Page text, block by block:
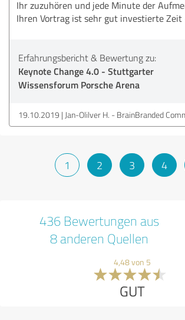
Ihr zuzuhören und jede Minute der
Ihren Vortrag ist sehr gut investierte Zeit
Erfahrungsbericht & Bewertung zu:
Keynote Change 4.0 - Stuttgarter
Wissensforum Porsche Arena
19.10.2019 Jan-Olilver H. - BrainBranded
1 2 3 4
436 Bewertungen aus
8 anderen Quellen
4,48 von 5
GUT